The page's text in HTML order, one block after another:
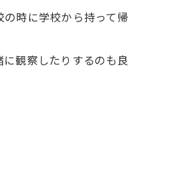
時に学校から持って帰
観察したりするのも良